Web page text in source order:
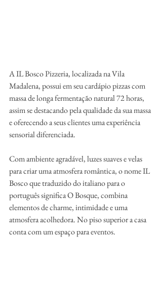
A IL Bosco Pizzeria, localizada na Vila
Madalena, possui em seu cardápio pizzas com
massa de longa fermentação natural 72 horas,
assim se destacando pela qualidade da sua massa
e oferecendo a seus clientes uma experiência
sensorial diferenciada.
Com ambiente agradável, luzes suaves e velas
para criar uma atmosfera romântica, o nome IL
Bosco que traduzido do italiano para o
português significa O Bosque, combina
elementos de charme, intimidade e uma
atmosfera acolhedora. No piso superior a casa
conta com um espaço para eventos.